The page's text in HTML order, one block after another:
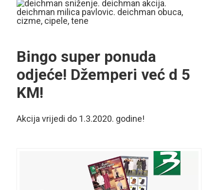
Bingo super ponuda
odjeće! Džemperi već d 5
KM!
Akcija vrijedi do 1.3.2020. godine!